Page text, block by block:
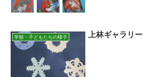
学校・子どもたちの様子 上林ギャラリー